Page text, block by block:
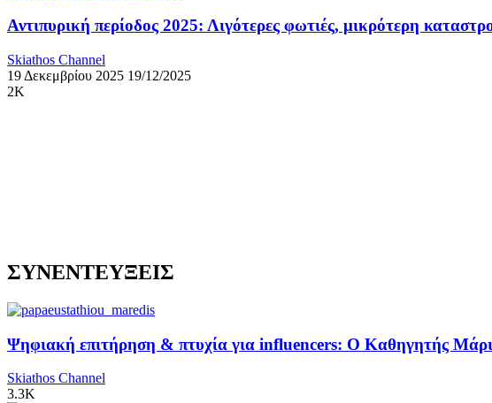
Αντιπυρική περίοδος 2025: Λιγότερες φωτιές, μικρότερη
Skiathos Channel
19 Δεκεμβρίου 2025 19/12/2025
2K
ΣΥΝΕΝΤΕΥΞΕΙΣ
Ψηφιακή επιτήρηση & πτυχία για influencers: Ο Καθηγητής
Skiathos Channel
3.3K